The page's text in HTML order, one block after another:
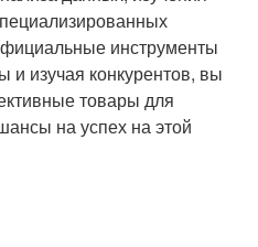
инструменты
и изучая конкурентов, вы
товары для
на успех на этой